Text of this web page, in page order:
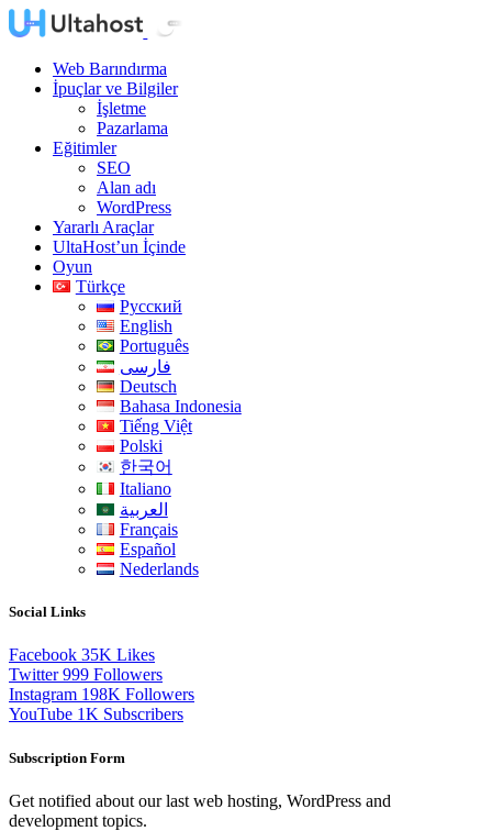
Web Barındırma
İpuçlar ve Bilgiler
İşletme
Pazarlama
Eğitimler
SEO
Alan adı
WordPress
Yararlı Araçlar
UltaHost’un İçinde
Oyun
Türkçe
Русский
English
Português
فارسی
Deutsch
Bahasa Indonesia
Tiếng Việt
Polski
한국어
Italiano
العربية
Français
Español
Nederlands
Social Links
Facebook 35K Likes
Twitter 999 Followers
Instagram 198K Followers
YouTube 1K Subscribers
Subscription Form
Get notified about our last web hosting, WordPress and
development topics.